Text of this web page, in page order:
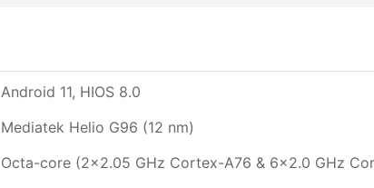
Android 11, HIOS 8.0
Mediatek Helio G96 (12 nm)
Octa-core (2x2.05 GHz Cortex-A76 & 6x2.0 GHz